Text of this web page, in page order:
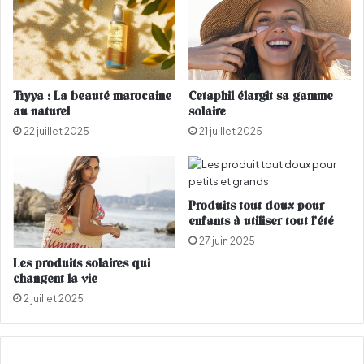
r
i
c
a
i
n
e
f
t
e
à
o
a
v
a
l
l
e
p
N
e
l
?
Tiyya : La beauté marocaine
au naturel
22 juillet 2025
Cetaphil élargit sa gamme
solaire
21 juillet 2025
Les produits solaires qui
changent la vie
2 juillet 2025
Produits tout doux pour
enfants à utiliser tout l’été
27 juin 2025